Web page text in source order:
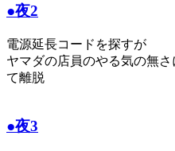
●夜2
電源延長コードを探すが
ヤマダの店員のやる気の無
て離脱
●夜3